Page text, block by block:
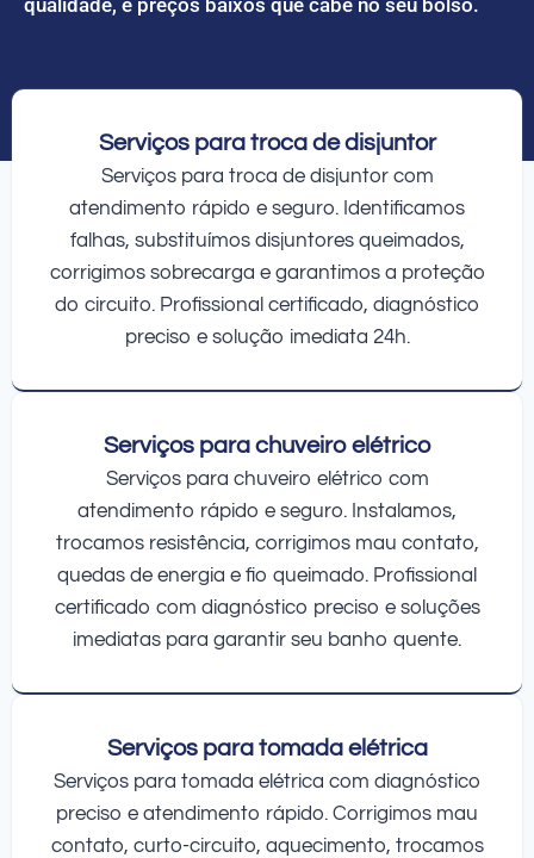
Serviços para troca de disjuntor
Serviços para troca de disjuntor com
atendimento rápido e seguro. Identificamos
falhas, substituímos disjuntores queimados,
corrigimos sobrecarga e garantimos a proteção
do circuito. Profissional certificado, diagnóstico
preciso e solução imediata 24h.
Serviços para chuveiro elétrico
Serviços para chuveiro elétrico com
atendimento rápido e seguro. Instalamos,
trocamos resistência, corrigimos mau contato,
quedas de energia e fio queimado. Profissional
certificado com diagnóstico preciso e soluções
imediatas para garantir seu banho quente.
Serviços para tomada elétrica
Serviços para tomada elétrica com diagnóstico
preciso e atendimento rápido. Corrigimos mau
contato, curto-circuito, aquecimento, trocamos